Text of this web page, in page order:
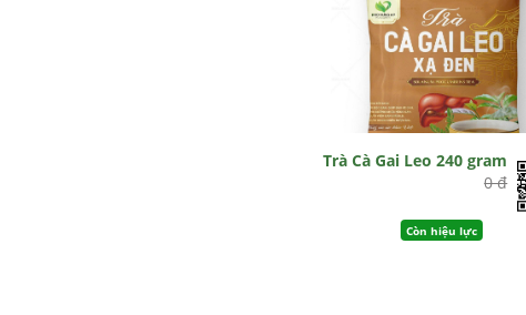
Trà Cà Gai Leo 240 gram
0 đ
Còn hiệu lực